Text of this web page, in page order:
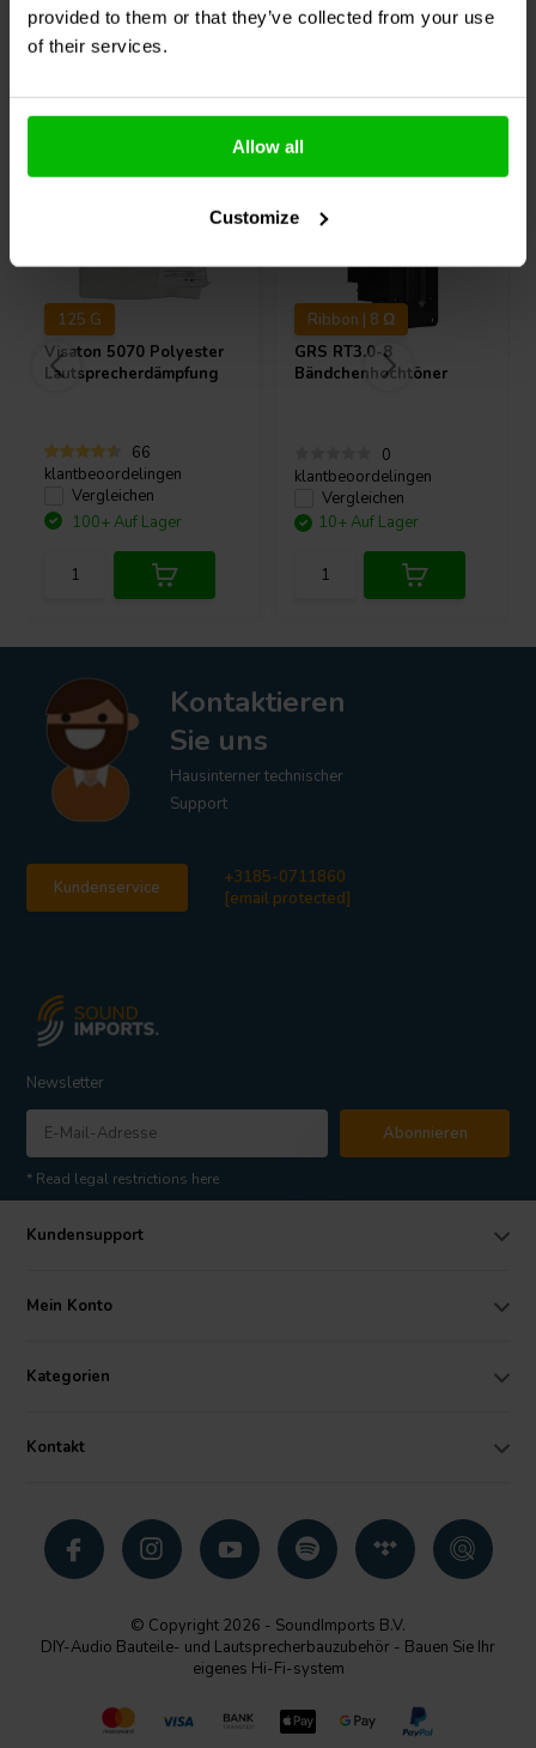
provided to them or that they’ve collected from your use
of their services.
Allow all
Customize
Andere Kunden kauften auch
125 G
Visaton 5070 Polyester
Lautsprecherdämpfung
66
klantbeoordelingen
Vergleichen
100+ Auf Lager
Ribbon | 8 Ω
GRS RT3.0-8
Bändchenhochtöner
0
klantbeoordelingen
Vergleichen
10+ Auf Lager
Kontaktieren
Sie uns
Hausinterner technischer
Support
Kundenservice
+3185-0711860
[email protected]
Newsletter
Abonnieren
* Read legal restrictions here
Kundensupport
Mein Konto
Kategorien
Kontakt
© Copyright 2026 - SoundImports B.V.
DIY-Audio Bauteile- und Lautsprecherbauzubehör - Bauen Sie Ihr
eigenes Hi-Fi-system